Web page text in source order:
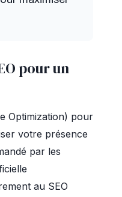
pour un
Optimization) pour
votre présence
par les
au SEO